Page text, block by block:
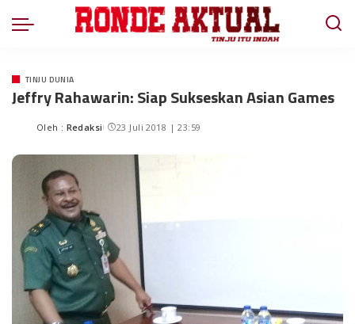
TINJU DUNIA
Jeffry Rahawarin: Siap Sukseskan Asian Games
Oleh : Redaksi 23 Juli 2018 | 23:59